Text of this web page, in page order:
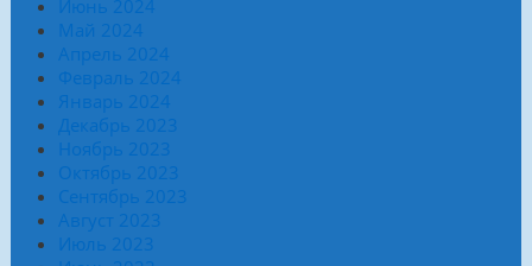
Июнь 2024
Май 2024
Апрель 2024
Февраль 2024
Январь 2024
Декабрь 2023
Ноябрь 2023
Октябрь 2023
Сентябрь 2023
Август 2023
Июль 2023